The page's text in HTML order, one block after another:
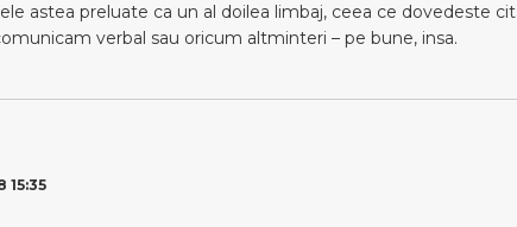
astea preluate ca un al doilea limbaj, ceea ce dovedeste cit
verbal sau oricum altminteri – pe bune, insa.